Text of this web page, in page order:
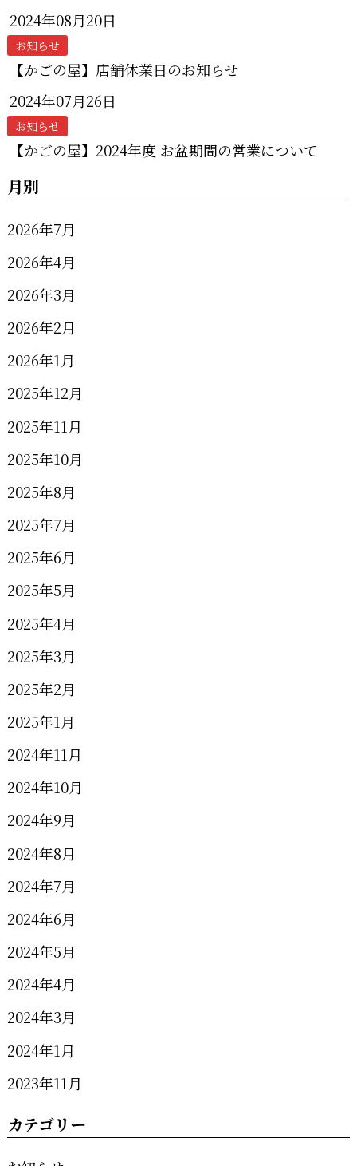
2024年08月20日
お知らせ
【かごの屋】店舗休業日のお知らせ
2024年07月26日
お知らせ
【かごの屋】2024年度 お盆期間の営業について
月別
2026年7月
2026年4月
2026年3月
2026年2月
2026年1月
2025年12月
2025年11月
2025年10月
2025年8月
2025年7月
2025年6月
2025年5月
2025年4月
2025年3月
2025年2月
2025年1月
2024年11月
2024年10月
2024年9月
2024年8月
2024年7月
2024年6月
2024年5月
2024年4月
2024年3月
2024年1月
2023年11月
カテゴリー